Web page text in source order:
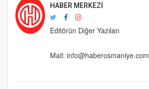
HABER MERKEZI
Editörün Diğer Yazıları
Mail: info@haberosmaniye.com